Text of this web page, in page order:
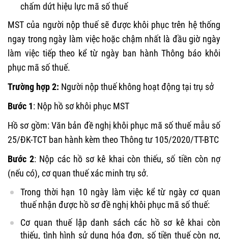
chấm dứt hiệu lực mã số thuế
MST của người nộp thuế sẽ được khôi phục trên hệ thống
ngay trong ngày làm việc hoặc chậm nhất là đầu giờ ngày
làm việc tiếp theo kể từ ngày ban hành Thông báo khôi
phục mã số thuế.
Trường hợp 2: Người nộp thuế không hoạt động tại trụ sở
Bước 1: Nộp hồ sơ khôi phục MST
Hồ sơ gồm: Văn bản đề nghị khôi phục mã số thuế mẫu số
25/ĐK-TCT ban hành kèm theo Thông tư 105/2020/TT-BTC
Bước 2: Nộp các hồ sơ kê khai còn thiếu, số tiền còn nợ
(nếu có), cơ quan thuế xác minh trụ sở.
Trong thời hạn 10 ngày làm việc kể từ ngày cơ quan
thuế nhận được hồ sơ đề nghị khôi phục mã số thuế:
Cơ quan thuế lập danh sách các hồ sơ kê khai còn
thiếu, tình hình sử dụng hóa đơn, số tiền thuế còn nợ,